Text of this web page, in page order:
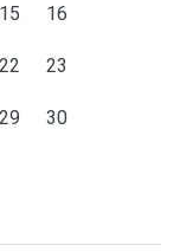
15 16
22 23
29 30